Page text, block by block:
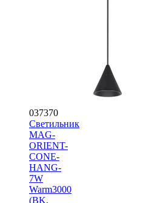
037370
Светильник
MAG-
ORIENT-
CONE-
HANG-
7W
Warm3000
(BK,